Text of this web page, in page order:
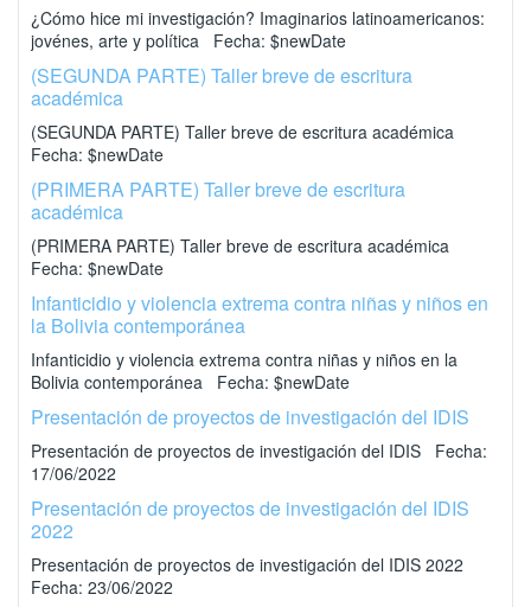
¿Cómo hice mi investigación? Imaginarios latinoamericanos:
jovénes, arte y política Fecha: $newDate
(SEGUNDA PARTE) Taller breve de escritura
académica
(SEGUNDA PARTE) Taller breve de escritura académica
Fecha: $newDate
(PRIMERA PARTE) Taller breve de escritura
académica
(PRIMERA PARTE) Taller breve de escritura académica
Fecha: $newDate
Infanticidio y violencia extrema contra niñas y niños en
la Bolivia contemporánea
Infanticidio y violencia extrema contra niñas y niños en la
Bolivia contemporánea Fecha: $newDate
Presentación de proyectos de investigación del IDIS
Presentación de proyectos de investigación del IDIS Fecha:
17/06/2022
Presentación de proyectos de investigación del IDIS
2022
Presentación de proyectos de investigación del IDIS 2022
Fecha: 23/06/2022